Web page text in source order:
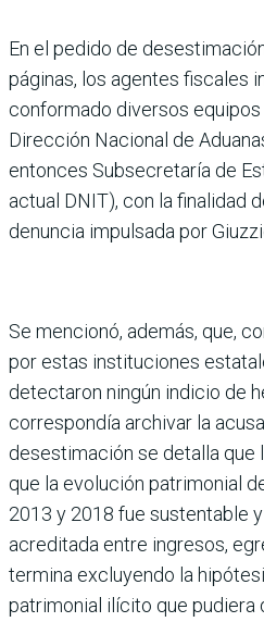
En el pedido de
páginas, los agentes fiscales
conformado diversos
Dirección Nacional de
entonces Subsecretaría de
actual DNIT), con la finalidad
denuncia impulsada por
Se mencionó, además, que,
por estas instituciones
detectaron ningún indicio de
correspondía archivar la
desestimación se detalla que
que la evolución patrimonial
2013 y 2018 fue sustentable
acreditada entre ingresos,
termina excluyendo la
patrimonial ilícito que pudiera